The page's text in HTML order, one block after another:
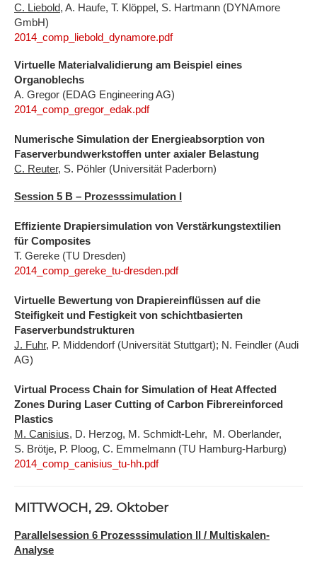
C. Liebold, A. Haufe, T. Klöppel, S. Hartmann (DYNAmore
GmbH)
2014_comp_liebold_dynamore.pdf
Virtuelle Materialvalidierung am Beispiel eines
Organoblechs
A. Gregor (EDAG Engineering AG)
2014_comp_gregor_edak.pdf
Numerische Simulation der Energieabsorption von
Faserverbundwerkstoffen unter axialer Belastung
C. Reuter, S. Pöhler (Universität Paderborn)
Session 5 B – Prozesssimulation I
Effiziente Drapiersimulation von Verstärkungstextilien
für Composites
T. Gereke (TU Dresden)
2014_comp_gereke_tu-dresden.pdf
Virtuelle Bewertung von Drapiereinflüssen auf die
Steifigkeit und Festigkeit von schichtbasierten
Faserverbundstrukturen
J. Fuhr, P. Middendorf (Universität Stuttgart); N. Feindler (Audi
AG)
Virtual Process Chain for Simulation of Heat Affected
Zones During Laser Cutting of Carbon Fibrereinforced
Plastics
M. Canisius, D. Herzog, M. Schmidt-Lehr, M. Oberlander,
S. Brötje, P. Ploog, C. Emmelmann (TU Hamburg-Harburg)
2014_comp_canisius_tu-hh.pdf
MITTWOCH, 29. Oktober
Parallelsession 6 Prozesssimulation II / Multiskalen-
Analyse